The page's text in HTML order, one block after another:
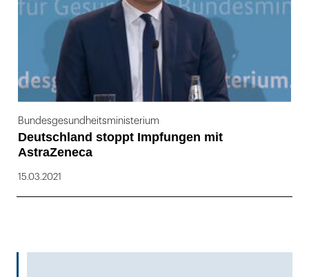
Bundesgesundheitsministerium
Deutschland stoppt Impfungen mit
AstraZeneca
15.03.2021